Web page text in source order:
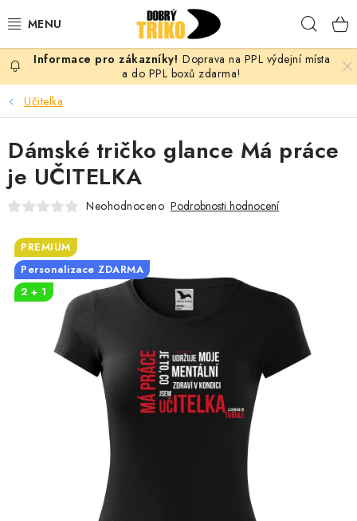
na
PRO ŽENY
PRO MUŽE
PRO DĚTI
PRO PÁRY
VLASTNÍ MOTIV
OKAMŽITĚ K ODBĚRU
MÁM SRDCE POMÁHÁM
Doprava na PPL výdejní místa
a do PPL boxů zdarma!
Učitelka
Dámské tričko glance Má práce
je UČITELKA
Neohodnoceno Podrobnosti hodnocení
PREMIUM
Personalizace ZDARMA
2 + 1